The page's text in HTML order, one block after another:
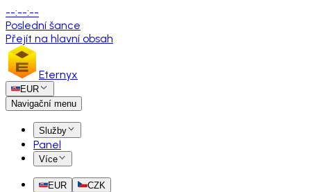
--:--:--
Poslední šance
Přejít na hlavní obsah
Eternyx
EUR
Navigační menu
Služby
Panel
Více
EUR CZK